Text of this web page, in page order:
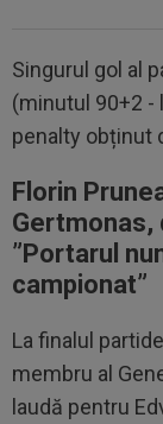
Singurul gol al
(minutul 90+2 -
penalty obținut
Florin
Gertmonas,
”Portarul
campionat”
La finalul
membru al
laudă pentru